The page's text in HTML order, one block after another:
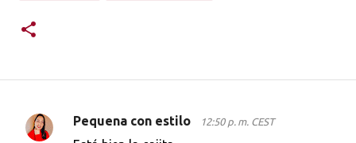
C
Pequena con estilo 12:50 p. m. CEST